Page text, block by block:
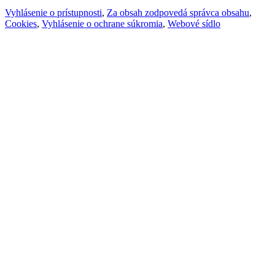
Vyhlásenie o prístupnosti, Za obsah zodpovedá správca obsahu,
Cookies, Vyhlásenie o ochrane súkromia, Webové sídlo